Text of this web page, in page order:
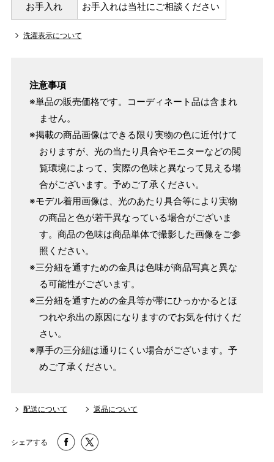
お手入れ お手入れは当社にご相談ください
洗濯表示について
注意事項
※単品の販売価格です。コーディネート品は含まれ
ません。
※掲載の商品画像はできる限り実物の色に近付けて
おりますが、光の当たり具合やモニターなどの閲
覧環境によって、実際の色味と異なって見える場
合がございます。予めご了承ください。
※モデル着用画像は、光のあたり具合等により実物
の商品と色が若干異なっている場合がございま
す。商品の色味は商品単体で撮影した画像をご参
照ください。
※三分紐を通すための金具は色味が商品写真と異な
る可能性がございます。
※三分紐を通すための金具等が帯にひっかかるとほ
つれや糸出の原因になりますのでお気を付けくだ
さい。
※厚手の三分紐は通りにくい場合がございます。予
めご了承ください。
配送について 返品について
シェアする